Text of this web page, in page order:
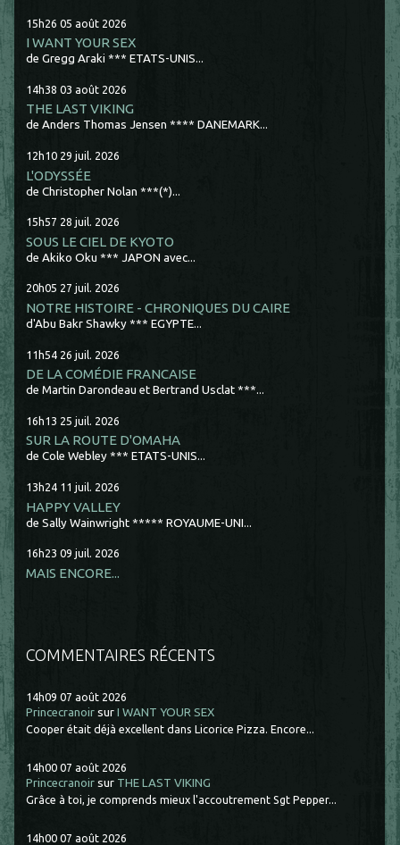
15h26 05 août 2026
I WANT YOUR SEX
de Gregg Araki *** ETATS-UNIS...
14h38 03 août 2026
THE LAST VIKING
de Anders Thomas Jensen **** DANEMARK...
12h10 29 juil. 2026
L'ODYSSÉE
de Christopher Nolan ***(*)...
15h57 28 juil. 2026
SOUS LE CIEL DE KYOTO
de Akiko Oku *** JAPON avec...
20h05 27 juil. 2026
NOTRE HISTOIRE - CHRONIQUES DU CAIRE
d'Abu Bakr Shawky *** EGYPTE...
11h54 26 juil. 2026
DE LA COMÉDIE FRANCAISE
de Martin Darondeau et Bertrand Usclat ***...
16h13 25 juil. 2026
SUR LA ROUTE D'OMAHA
de Cole Webley *** ETATS-UNIS...
13h24 11 juil. 2026
HAPPY VALLEY
de Sally Wainwright ***** ROYAUME-UNI...
16h23 09 juil. 2026
MAIS ENCORE...
COMMENTAIRES RÉCENTS
14h09 07 août 2026
Princecranoir surI WANT YOUR SEX
Cooper était déjà excellent dans Licorice Pizza. Encore...
14h00 07 août 2026
Princecranoir sur THE LAST VIKING
Grâce à toi, je comprends mieux l'accoutrement Sgt Pepper...
14h00 07 août 2026